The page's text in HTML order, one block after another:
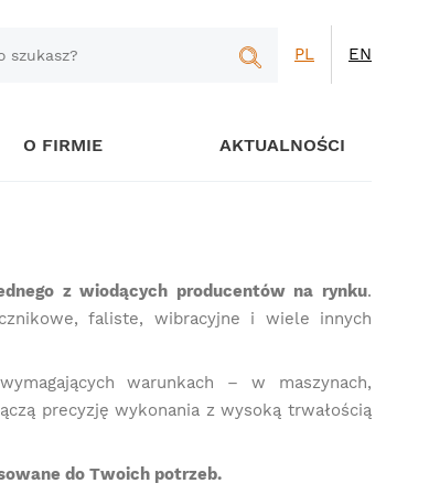
PL EN
O FIRMIE AKTUALNOŚCI
z wiodących producentów na rynku.
faliste, wibracyjne i wiele innych
warunkach – w maszynach,
precyzję wykonania z wysoką trwałością
do Twoich potrzeb.